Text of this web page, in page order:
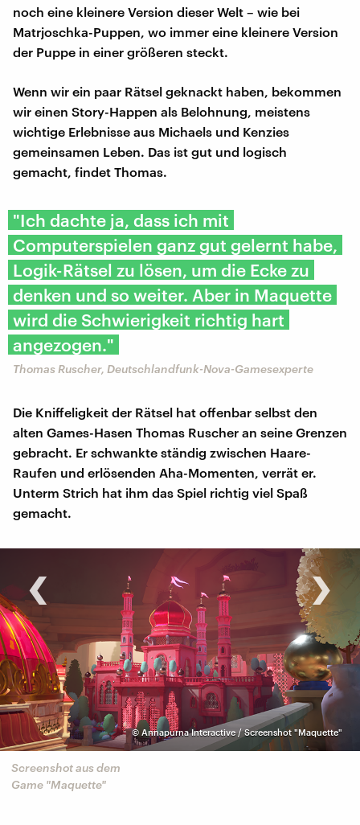
noch eine kleinere Version dieser Welt – wie bei
Matrjoschka-Puppen, wo immer eine kleinere Version
der Puppe in einer größeren steckt.
Wenn wir ein paar Rätsel geknackt haben, bekommen
wir einen Story-Happen als Belohnung, meistens
wichtige Erlebnisse aus Michaels und Kenzies
gemeinsamen Leben. Das ist gut und logisch
gemacht, findet Thomas.
"Ich dachte ja, dass ich mit
Computerspielen ganz gut gelernt habe,
Logik-Rätsel zu lösen, um die Ecke zu
denken und so weiter. Aber in Maquette
wird die Schwierigkeit richtig hart
angezogen."
Thomas Ruscher, Deutschlandfunk-Nova-Gamesexperte
Die Kniffeligkeit der Rätsel hat offenbar selbst den
alten Games-Hasen Thomas Ruscher an seine Grenzen
gebracht. Er schwankte ständig zwischen Haare-
Raufen und erlösenden Aha-Momenten, verrät er.
Unterm Strich hat ihm das Spiel richtig viel Spaß
gemacht.
© Annapurna Interactive / Screenshot "Maquette"
Screenshot aus dem
Game "Maquette"
‹ ›